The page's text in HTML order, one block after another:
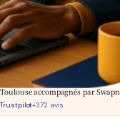
accompagnés par Swapn
Trustpilot+372 avis